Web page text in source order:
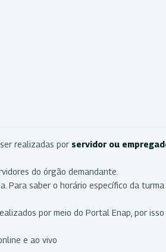
realizadas por servidor ou
do órgão demandante.
Para saber o horário específico da
por meio do Portal Enap, por
e ao vivo